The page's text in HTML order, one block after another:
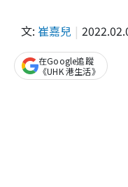
文: 崔嘉兒
在Google追蹤
《UHK 港生活》